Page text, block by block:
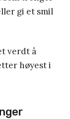
gi et smil
verdt å
høyest i